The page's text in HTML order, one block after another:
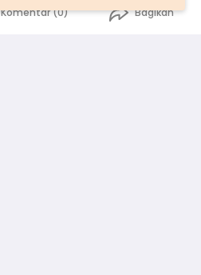
Komentar (0) Bagikan